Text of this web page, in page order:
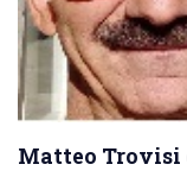
Matteo Trovisi